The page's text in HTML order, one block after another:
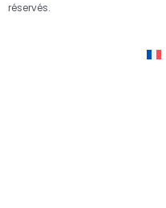
réservés.